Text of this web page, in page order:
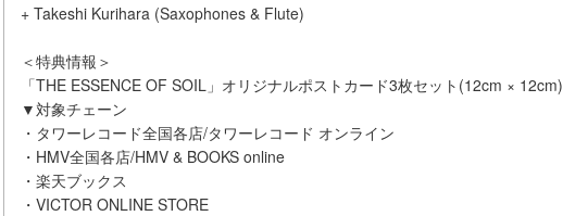
+ Takeshi Kurihara (Saxophones & Flute)
＜特典情報＞
「THE ESSENCE OF SOIL」オリジナルポストカード3枚セット(12cm × 12cm)
▼対象チェーン
・タワーレコード全国各店/タワーレコード オンライン
・HMV全国各店/HMV & BOOKS online
・楽天ブックス
・VICTOR ONLINE STORE